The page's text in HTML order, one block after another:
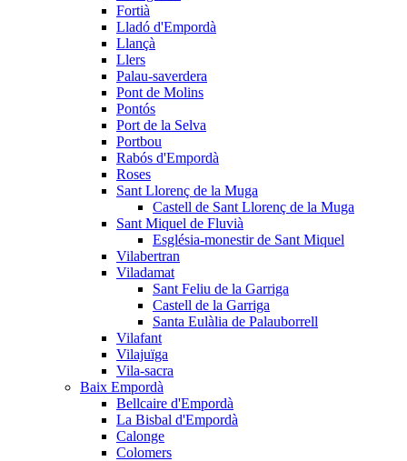
Fortià
Lladó d'Empordà
Llançà
Llers
Palau-saverdera
Pont de Molins
Pontós
Port de la Selva
Portbou
Rabós d'Empordà
Roses
Sant Llorenç de la Muga
Castell de Sant Llorenç de la Muga
Sant Miquel de Fluvià
Església-monestir de Sant Miquel
Vilabertran
Viladamat
Sant Feliu de la Garriga
Castell de la Garriga
Santa Eulàlia de Palauborrell
Vilafant
Vilajuïga
Vila-sacra
Baix Empordà
Bellcaire d'Empordà
La Bisbal d'Empordà
Calonge
Colomers